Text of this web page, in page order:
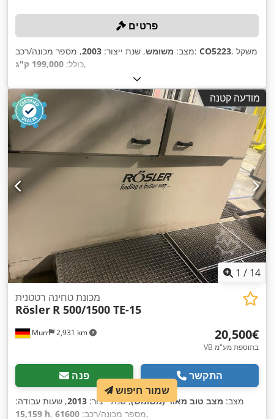
פרטים
מצב: משומש, שנת ייצור: 2003 , מספר מכונה/רכב: CO5223, משקל
כולל: 199,000 ק"ג ,
מודעה קטנה
1 / 14
Murr 2,931 km
מכונת טחינה רטטנית
Rösler R 500/1500 TE-15
‏20,500 ‏€
VB בתוספת מע"מ
פנה התקשר
מצב: מצב טוב מאוד (משומש), שנת ייצור: 2013, שעות עבודה:
15,159 h
, מספר מכונה/רכב: 61600 ,
שמור חיפוש